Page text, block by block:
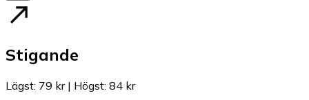
Stigande
Lägst: 79 kr| Högst: 84 kr